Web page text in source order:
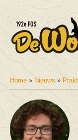
U bent hier
Home » Nieuws »